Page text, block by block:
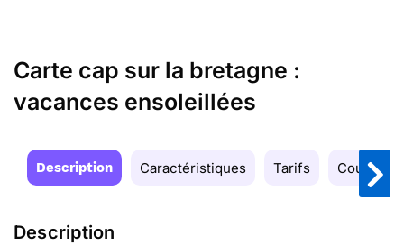
Carte cap sur la bretagne :
vacances ensoleillées
Description Caractéristiques Tarifs Couleurs
Description